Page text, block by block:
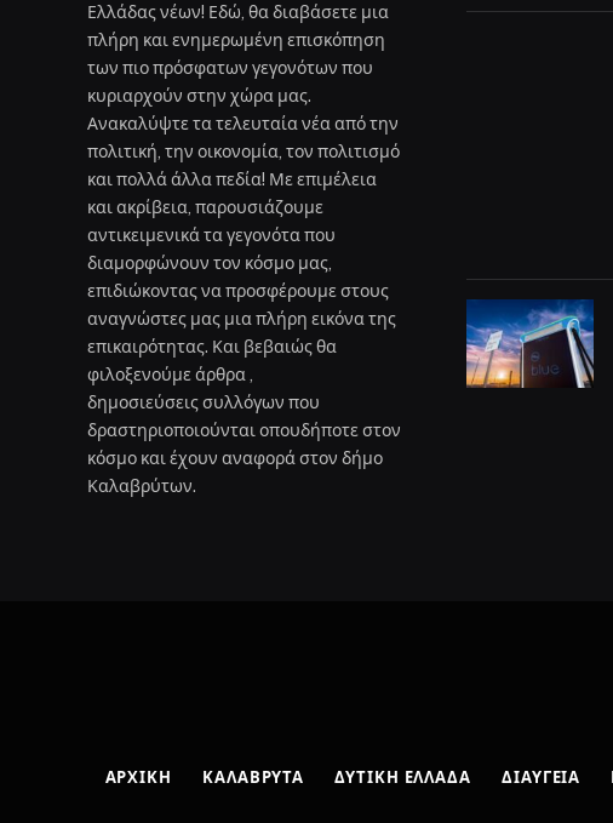
Ελλάδας νέων! Εδώ, θα διαβάσετε μια
πλήρη και ενημερωμένη επισκόπηση
των πιο πρόσφατων γεγονότων που
κυριαρχούν στην χώρα μας.
Ανακαλύψτε τα τελευταία νέα από την
πολιτική, την οικονομία, τον πολιτισμό
και πολλά άλλα πεδία! Με επιμέλεια
και ακρίβεια, παρουσιάζουμε
αντικειμενικά τα γεγονότα που
διαμορφώνουν τον κόσμο μας,
επιδιώκοντας να προσφέρουμε στους
αναγνώστες μας μια πλήρη εικόνα της
επικαιρότητας. Και βεβαιώς θα
φιλοξενούμε άρθρα ,
δημοσιεύσεις συλλόγων που
δραστηριοποιούνται οπουδήποτε στον
κόσμο και έχουν αναφορά στον δήμο
Καλαβρύτων.
ΑΡΧΙΚΉ ΚΑΛΆΒΡΥΤΑ ΔΥΤΙΚΉ ΕΛΛΆΔΑ ΔΙΑΎΓΕΙΑ